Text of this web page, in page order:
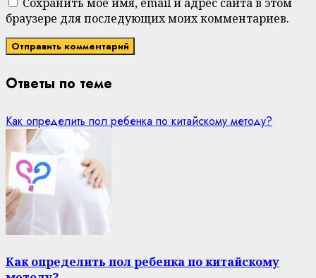
браузере для последующих моих комментариев.
Ответы по теме
Как определить пол ребенка по китайскому методу?
Как определить пол ребенка по китайскому